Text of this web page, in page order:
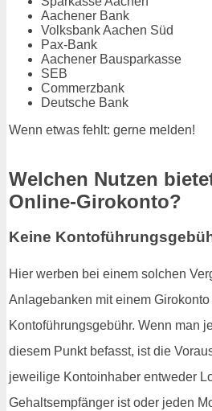
Aachener Bank
Volksbank Aachen Süd
Pax-Bank
Aachener Bausparkasse
SEB
Commerzbank
Deutsche Bank
Wenn etwas fehlt: gerne melden!
Welchen Nutzen
Online-Girokonto?
Keine
Hier werben bei einem solchen
Anlagebanken mit einem
Kontoführungsgebühr. Wenn man
diesem Punkt befasst, ist die
jeweilige Kontoinhaber entweder
Gehaltsempfänger ist oder jeden